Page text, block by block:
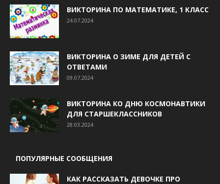
ВИКТОРИНА ПО МАТЕМАТИКЕ, 1 КЛАСС
24.07.2024
ВИКТОРИНА О ЗИМЕ ДЛЯ ДЕТЕЙ С
ОТВЕТАМИ
09.07.2024
ВИКТОРИНА КО ДНЮ КОСМОНАВТИКИ
ДЛЯ СТАРШЕКЛАССНИКОВ
28.03.2024
ПОПУЛЯРНЫЕ СООБЩЕНИЯ
КАК РАССКАЗАТЬ ДЕВОЧКЕ ПРО